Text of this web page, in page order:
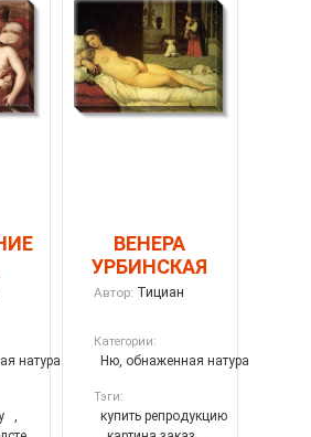
натура
,
ВЕНЕРА
УРБИНСКАЯ
Автор: Тициан
Категории:
Ню, обнаженная натура
Тэги:
купить репродукцию